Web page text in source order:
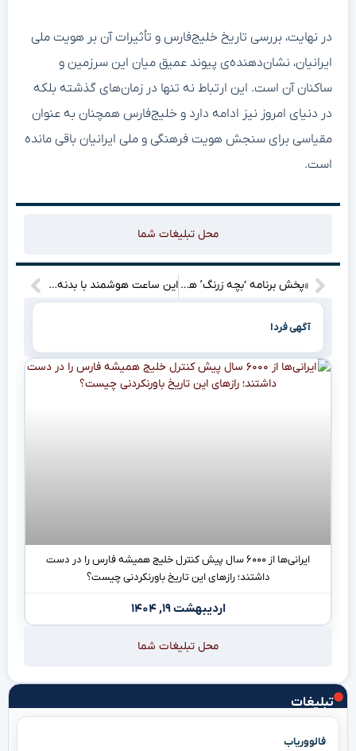
تبلیغات
فالووریاب
در نهایت، بررسی تاریخ خلیج‌فارس و تأثیرات آن بر هویت ملی
ایرانیان، نشان‌دهنده‌ی پیوند عمیق میان این سرزمین و
ساکنان آن است. این ارتباط نه تنها در زمان‌های گذشته بلکه
در دنیای امروز نیز ادامه دارد و خلیج‌فارس همچنان به عنوان
مقیاسی برای سنجش هویت فرهنگی و ملی ایرانیان باقی مانده
است.
محل تبلیغات شما
«پخش برنامه ‘بچه زرنگ’ همزمان با جشن میلاد امام رضا (ع)؛ جزئیات جالب و جذاب این اتفاق را از دست ندهید!» این ساعت هوشمند با بدنه‌ای مستحکم و شارژدهی فوق‌العاده ۶۰ روزه، چه امکاناتی دارد؟
آگهی فردا
ایرانی‌ها از ۶۰۰۰ سال پیش کنترل خلیج همیشه فارس را در دست
داشتند؛ رازهای این تاریخ باورنکردنی چیست؟
اردیبهشت ۱۹, ۱۴۰۴
محل تبلیغات شما